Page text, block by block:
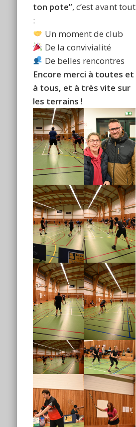
ton pote”, c’est avant tout
:
Un moment de club
De la convivialité
De belles rencontres
Encore merci à toutes et
à tous, et à très vite sur
les terrains !